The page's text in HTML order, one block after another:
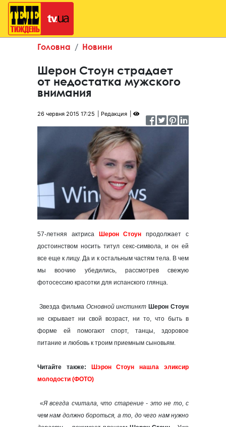
Головна Новини
Шерон Стоун страдает
от недостатка мужского
внимания
26 червня 2015 17:25 Редакция
57-летняя актриса Шерон Стоун продолжает с
достоинством носить титул секс-символа, и он ей
все еще к лицу. Да и к остальным частям тела. В чем
мы воочию убедились, рассмотрев свежую
фотосессию красотки для испанского глянца.
Звезда фильма Основной инстинкт Шерон Стоун
не скрывает ни свой возраст, ни то, что быть в
форме ей помогают спорт, танцы, здоровое
питание и любовь к троим приемным сыновьям.
Читайте также:
Шэрон Стоун нашла эликсир
молодости (ФОТО)
«Я всегда считала, что старение - это не то, с
чем нам должно бороться, а то, до чего нам нужно